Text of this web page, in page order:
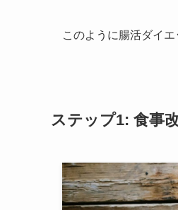
このように腸活ダイ
ステップ1: 食事